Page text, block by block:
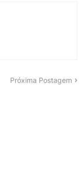
Próxima Postagem